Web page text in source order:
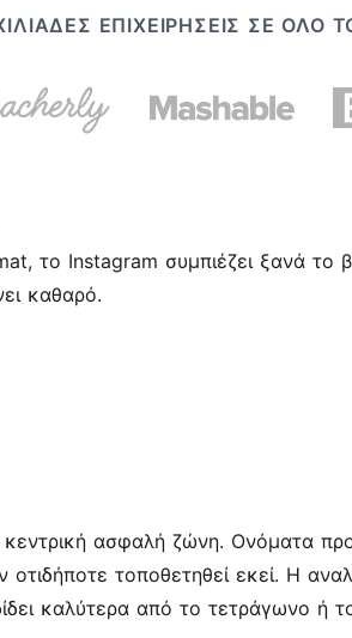
ΕΠΙΧΕΙΡΉΣΕΙΣ ΣΕ ΌΛΟ
το Instagram συμπιέζει ξανά το
καθαρό.
ασφαλή ζώνη. Ονόματα
τοποθετηθεί εκεί. Η
καλύτερα από το τετράγωνο ή